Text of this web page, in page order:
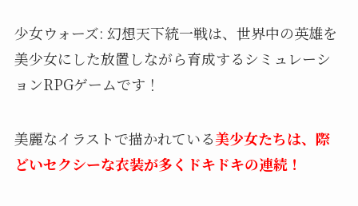
少女ウォーズ: 幻想天下統一戦は、世界中の英雄を
美少女にした放置しながら育成するシミュレーシ
ョンRPGゲームです！
美麗なイラストで描かれている美少女たちは、際
どいセクシーな衣装が多くドキドキの連続 ！